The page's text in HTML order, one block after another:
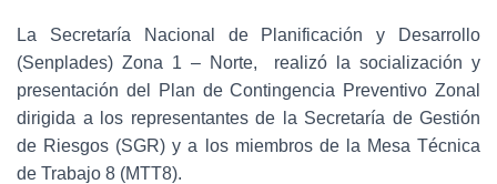
La Secretaría Nacional de Planificación y Desarrollo
(Senplades) Zona 1 – Norte, realizó la socialización y
presentación del Plan de Contingencia Preventivo Zonal
dirigida a los representantes de la Secretaría de Gestión
de Riesgos (SGR) y a los miembros de la Mesa Técnica
de Trabajo 8 (MTT8).